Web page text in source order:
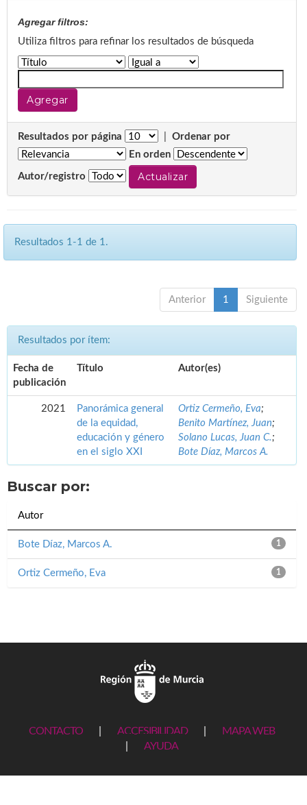
Agregar filtros:
Utiliza filtros para refinar los resultados de búsqueda
Resultados por página
Ordenar por
En orden
Autor/registro
Resultados 1-1 de 1.
Anterior 1 Siguiente
Resultados por ítem:
Fecha de
publicación
Título Autor(es)
2021
Panorámica general
de la equidad,
educación y género
en el siglo XXI
Ortiz Cermeño, Eva;
Benito Martínez, Juan;
Solano Lucas, Juan C.;
Bote Díaz, Marcos A.
Buscar por:
Autor
1
Bote Díaz, Marcos A.
1
Ortiz Cermeño, Eva
CONTACTO ACCESIBILIDAD
MAPA WEB
AYUDA